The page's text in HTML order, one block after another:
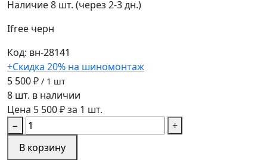
Наличие8 шт. (через 2-3 дн.)
Ifree черн
Код: вн-28141
+Скидка 20% на шиномонтаж
5 500 ₽ / 1 шт
8 шт. в наличии
Цена 5 500 ₽ за 1 шт.
−
+
В корзину